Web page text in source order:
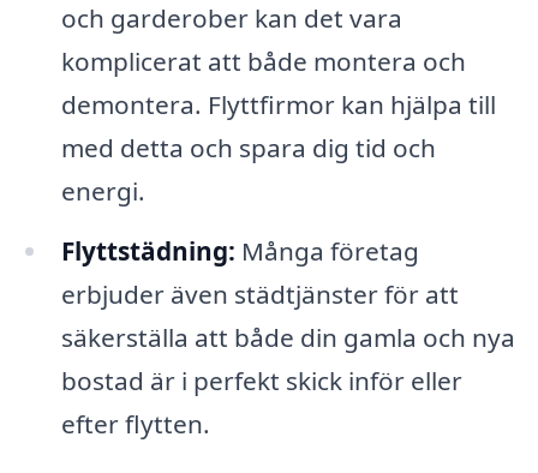
och garderober kan det vara
komplicerat att både montera och
demontera. Flyttfirmor kan hjälpa till
med detta och spara dig tid och
energi.
Flyttstädning: Många företag
erbjuder även städtjänster för att
säkerställa att både din gamla och nya
bostad är i perfekt skick inför eller
efter flytten.